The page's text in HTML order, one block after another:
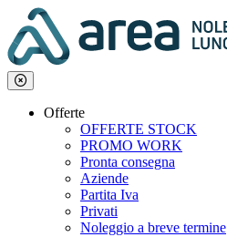
Offerte
OFFERTE STOCK
PROMO WORK
Pronta consegna
Aziende
Partita Iva
Privati
Noleggio a breve termine